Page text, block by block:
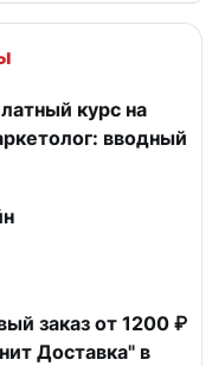
курс на
вводный
заказ от 1200 ₽
Доставка"​ в